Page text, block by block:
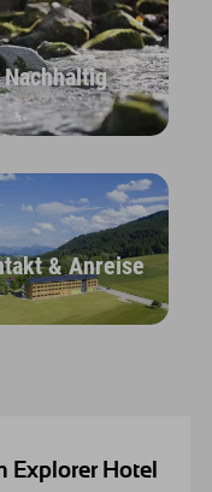
Nachhaltig
& Anreise
Explorer Hotel